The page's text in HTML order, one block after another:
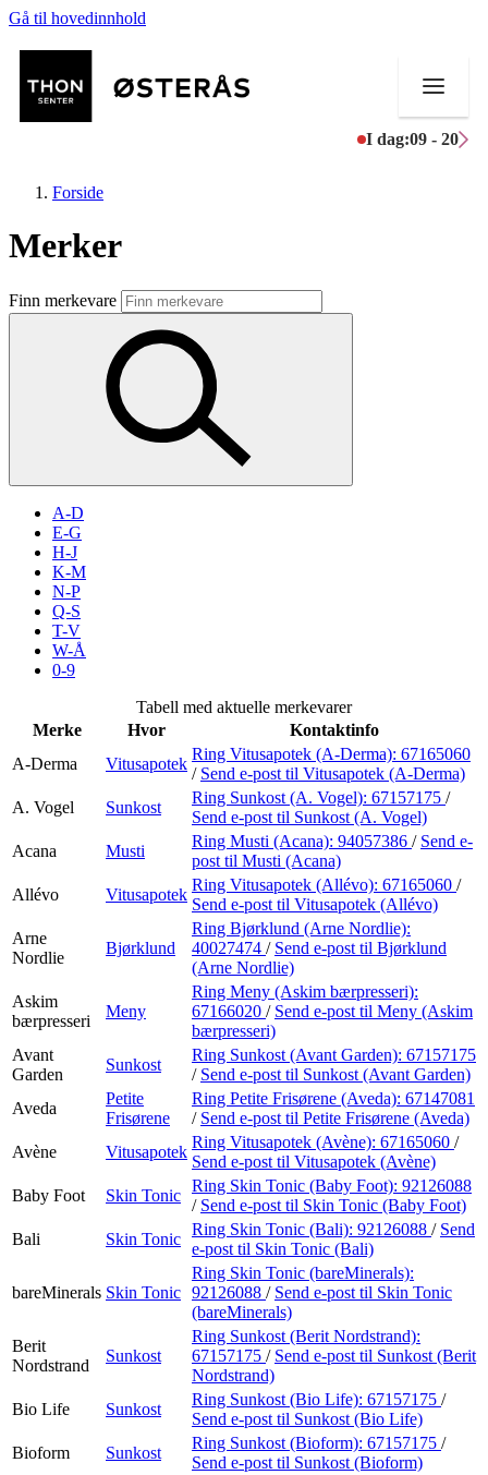
Gå til hovedinnhold
I dag:09 - 20
Butikker
Aktiviteter
Inspirasjon
Søk
Praktisk informasjon
Ledige stillinger
Magasin
Gavekort
Finn frem
Min Shopping-app
Kundeklubb
Forside
Merker
Finn merkevare
A-D
E-G
H-J
K-M
N-P
Q-S
T-V
W-Å
0-9
Tabell med aktuelle merkevarer
Merke
Hvor
Kontaktinfo
A-Derma
Vitusapotek
Ring Vitusapotek (A-Derma): 67165060
/ Send e-post til Vitusapotek (A-Derma)
A. Vogel
Sunkost
Ring Sunkost (A. Vogel): 67157175 /
Send e-post til Sunkost (A. Vogel)
Acana
Musti
Ring Musti (Acana): 94057386 / Send e-
post til Musti (Acana)
Allévo
Vitusapotek
Ring Vitusapotek (Allévo): 67165060 /
Send e-post til Vitusapotek (Allévo)
Arne
Nordlie
Bjørklund
Ring Bjørklund (Arne Nordlie):
40027474 / Send e-post til Bjørklund
(Arne Nordlie)
Askim
bærpresseri
Meny
Ring Meny (Askim bærpresseri):
67166020 / Send e-post til Meny (Askim
bærpresseri)
Avant
Garden
Sunkost
Ring Sunkost (Avant Garden): 67157175
/ Send e-post til Sunkost (Avant Garden)
Aveda
Petite
Frisørene
Ring Petite Frisørene (Aveda): 67147081
/ Send e-post til Petite Frisørene (Aveda)
Avène
Vitusapotek
Ring Vitusapotek (Avène): 67165060 /
Send e-post til Vitusapotek (Avène)
Baby Foot
Skin Tonic
Ring Skin Tonic (Baby Foot): 92126088
/ Send e-post til Skin Tonic (Baby Foot)
Bali
Skin Tonic
Ring Skin Tonic (Bali): 92126088 / Send
e-post til Skin Tonic (Bali)
bareMinerals Skin Tonic
Ring Skin Tonic (bareMinerals):
92126088 / Send e-post til Skin Tonic
(bareMinerals)
Berit
Nordstrand
Sunkost
Ring Sunkost (Berit Nordstrand):
67157175 / Send e-post til Sunkost (Berit
Nordstrand)
Bio Life
Sunkost
Ring Sunkost (Bio Life): 67157175 /
Send e-post til Sunkost (Bio Life)
Bioform
Sunkost
Ring Sunkost (Bioform): 67157175 /
Send e-post til Sunkost (Bioform)